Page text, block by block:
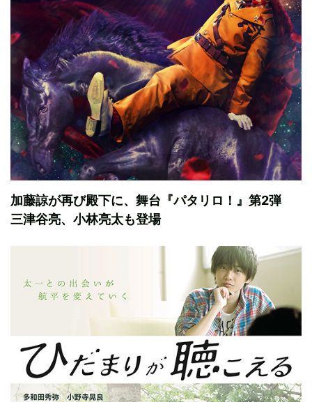
加藤諒が再び殿下に、舞台『パタリロ！』第2弾
三津谷亮、小林亮太も登場